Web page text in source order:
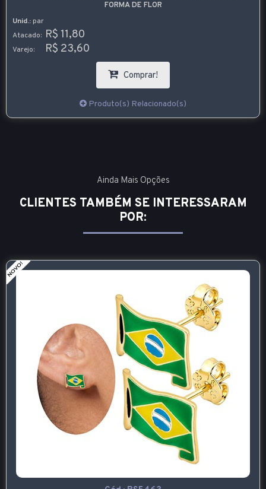
FORMA DE FLOR
Unid.: par
Atacado: R$ 11,80
Varejo: R$ 23,60
Comprar!
Produto(s) Relacionado(s)
Ainda Mais Opções
CLIENTES TAMBÉM SE INTERESSARAM
POR: